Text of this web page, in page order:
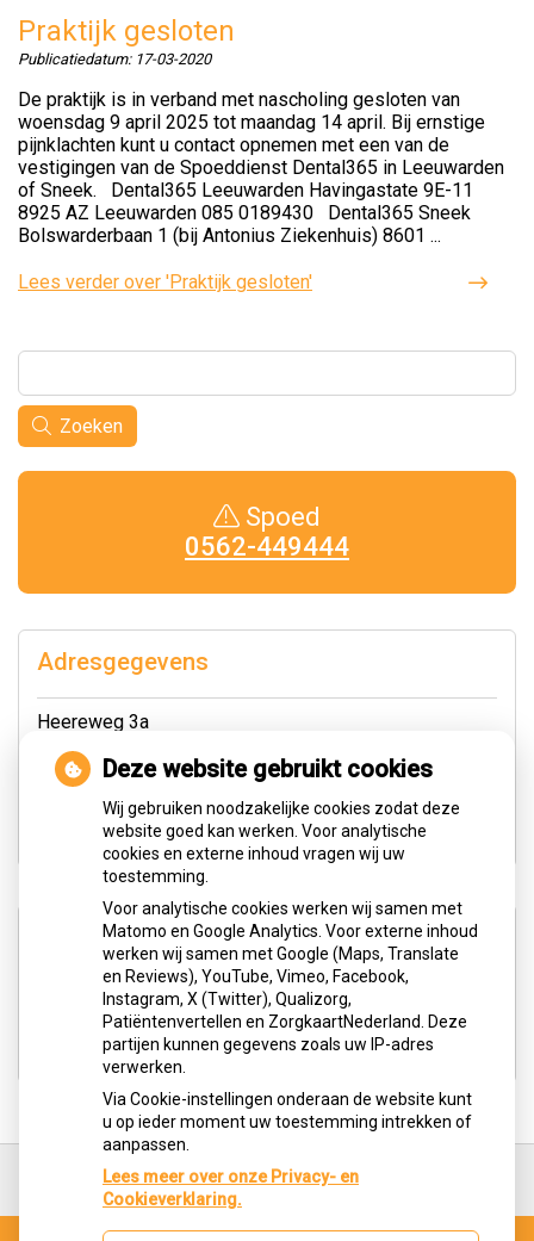
Praktijk gesloten
Publicatiedatum: 17-03-2020
De praktijk is in verband met nascholing gesloten van
woensdag 9 april 2025 tot maandag 14 april. Bij ernstige
pijnklachten kunt u contact opnemen met een van de
vestigingen van de Spoeddienst Dental365 in Leeuwarden
of Sneek. Dental365 Leeuwarden Havingastate 9E-11
8925 AZ Leeuwarden 085 0189430 Dental365 Sneek
Bolswarderbaan 1 (bij Antonius Ziekenhuis) 8601 ...
Lees verder over 'Praktijk gesloten'
Zoeken
Spoed
0562-449444
Adresgegevens
Heereweg 3a
Tel:0562-449444
info@tandartsterschelling.nl
Aangesloten bij:
de
Deze website gebruikt cookies
Wij gebruiken noodzakelijke cookies zodat deze
website goed kan werken. Voor analytische
cookies en externe inhoud vragen wij uw
toestemming.
Voor analytische cookies werken wij samen met
Matomo en Google Analytics. Voor externe inhoud
werken wij samen met Google (Maps, Translate
en Reviews), YouTube, Vimeo, Facebook,
Instagram, X (Twitter), Qualizorg,
Patiëntenvertellen en ZorgkaartNederland. Deze
partijen kunnen gegevens zoals uw IP-adres
verwerken.
Via Cookie-instellingen onderaan de website kunt
u op ieder moment uw toestemming intrekken of
aanpassen.
Lees meer over onze Privacy- en
Cookieverklaring.